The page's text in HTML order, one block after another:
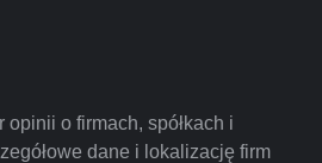
o firmach, spółkach i
dane i lokalizację firm